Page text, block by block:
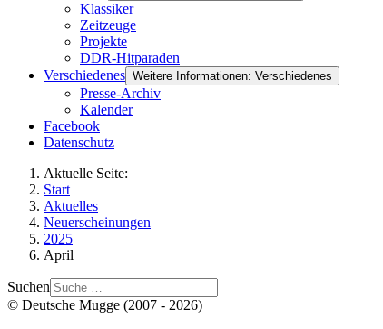
Klassiker
Zeitzeuge
Projekte
DDR-Hitparaden
Verschiedenes Weitere Informationen: Verschiedenes
Presse-Archiv
Kalender
Facebook
Datenschutz
Aktuelle Seite:
Start
Aktuelles
Neuerscheinungen
2025
April
Suchen
© Deutsche Mugge (2007 - 2026)